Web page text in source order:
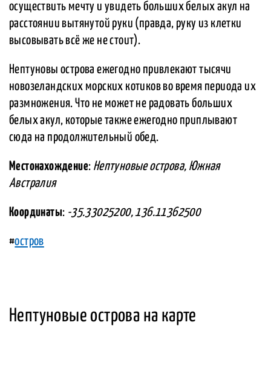
осуществить мечту и увидеть больших белых акул на
расстоянии вытянутой руки (правда, руку из клетки
высовывать всё же не стоит).
Нептуновы острова ежегодно привлекают тысячи
новозеландских морских котиков во время периода их
размножения. Что не может не радовать больших
белых акул, которые также ежегодно приплывают
сюда на продолжительный обед.
Местонахождение: Нептуновые острова, Южная
Австралия
Координаты: -35.33025200, 136.11362500
#остров
Нептуновые острова на карте